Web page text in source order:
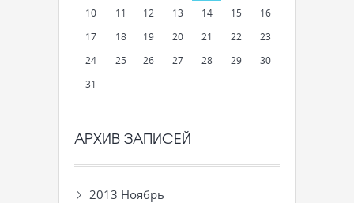
10
11 12 13 14 15
16
17
18 19 20 21 22
23
24
25 26 27 28 29
30
31
АРХИВ ЗАПИСЕЙ
2013 Ноябрь